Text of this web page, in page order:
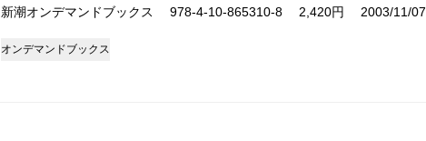
新潮オンデマンドブックス 978-4-10-865310-8 2,420円 2003/11/07
オンデマンドブックス